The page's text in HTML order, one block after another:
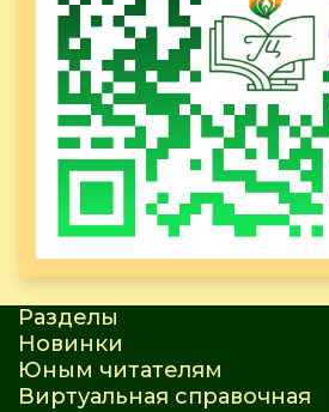
Разделы
Новинки
Юным читателям
Виртуальная справочная